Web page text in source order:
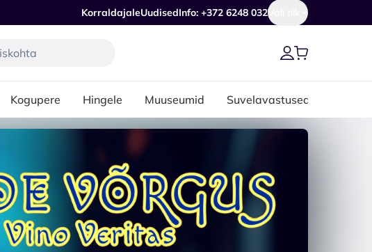
KorraldajaleUudisedInfo: +372 6248 032Vali riik
Kogupere Hingele Muuseumid Suvelavastused